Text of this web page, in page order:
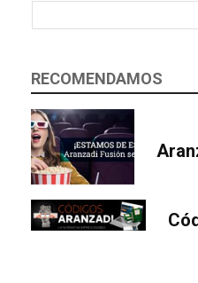
RECOMENDAMOS